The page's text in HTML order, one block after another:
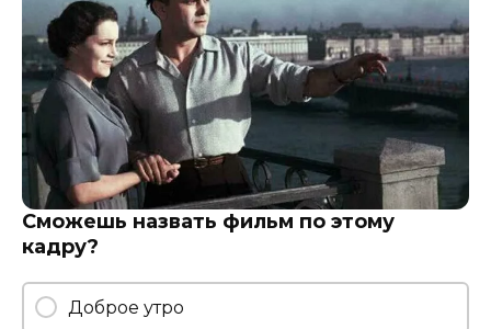
Сможешь назвать фильм по этому
кадру?
Доброе утро